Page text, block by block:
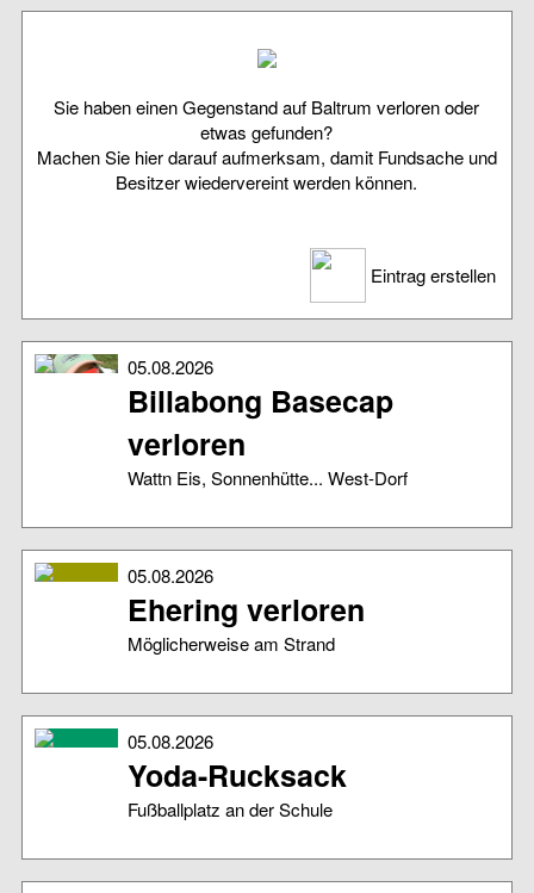
Sie haben einen Gegenstand auf Baltrum verloren oder
etwas gefunden?
Machen Sie hier darauf aufmerksam, damit Fundsache und
Besitzer wiedervereint werden können.
Eintrag erstellen
05.08.2026
Billabong Basecap
verloren
Wattn Eis, Sonnenhütte... West-Dorf
05.08.2026
Ehering verloren
Möglicherweise am Strand
05.08.2026
Yoda-Rucksack
Fußballplatz an der Schule